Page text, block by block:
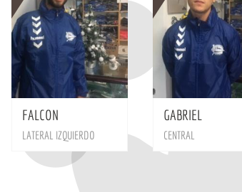
BIO
FALCON
LATERAL IZQUIERDO
GABRIEL
CENTRAL